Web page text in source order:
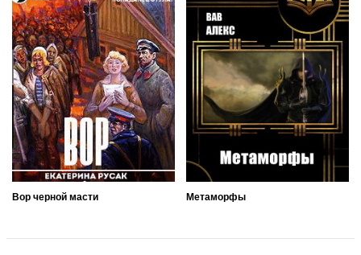
Вор черной масти Метаморфы